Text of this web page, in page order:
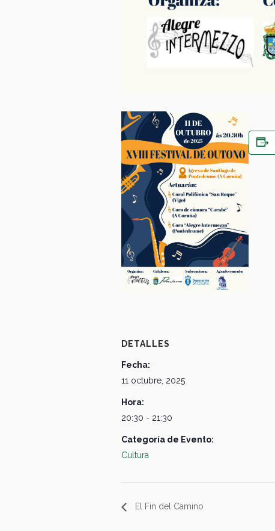
DETALLES
Fecha:
11 octubre, 2025
Hora:
20:30 - 21:30
Categoría de Evento:
Cultura
El Fin del Camino